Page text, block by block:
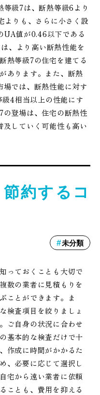
級7は、断熱等級6より
よりも、さらに小さく設
UA値が0.46以下である
、より高い断熱性能を
熱等級7の住宅を建てる
あります。また、断熱
では、断熱性能に対す
4相当以上の性能にす
登場は、住宅の断熱性
していく可能性も高い
約するコ
未分類
っておくことも大切で
数の業者に見積もりを
ことができます。ま
検査項目を絞りましょ
ご自身の状況に合わせ
基本的な検査だけで十
作成に時間がかかるた
、必要に応じて選択し
宅から遠い業者に依頼
ことも、費用を抑える